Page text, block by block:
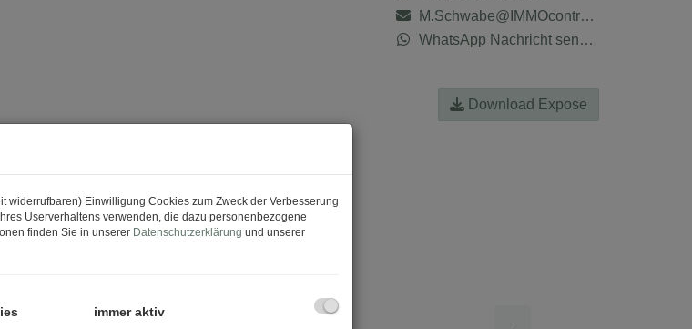
M.Schwabe@IMMOcontract.at
WhatsApp Nachricht senden
Download Expose
widerrufbaren) Einwilligung Cookies zum Zweck der Verbesserung
Userverhaltens verwenden, die dazu personenbezogene
finden Sie in unserer Datenschutzerklärung und unserer
immer aktiv